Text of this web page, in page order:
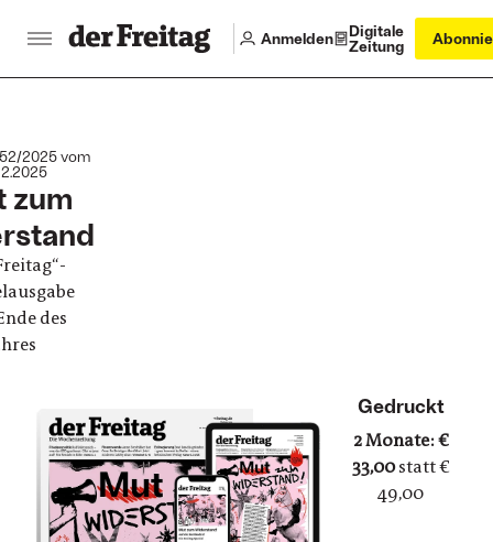
Anmelden
Digitale
Zeitung
2025 vom
zum
des
Abo breaker Gedruckt
2 Monate: €
33,00statt €
49,00